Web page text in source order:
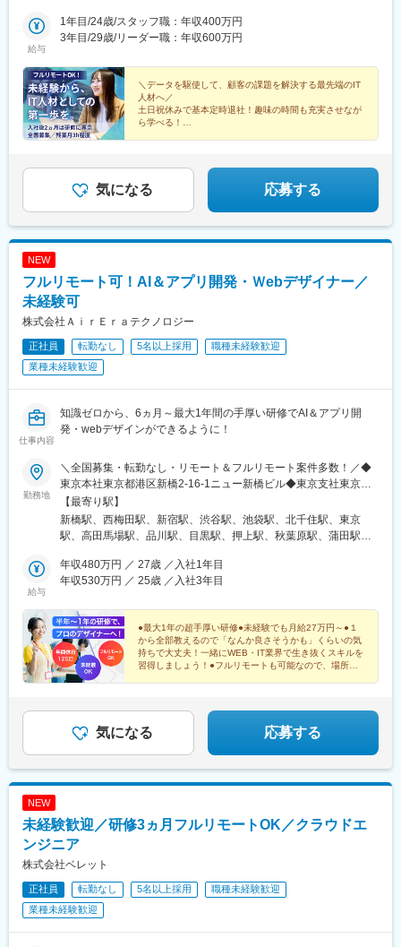
比寿駅』徒歩4分■大阪支社大阪府大阪市西区新町1-2-9日宝四ツ橋
新町ビル8階1号室『四ツ橋駅』徒歩3分
上駅、宮古駅、盛駅、久慈駅、仙台駅、石巻駅、杜せきのした
駅、新田駅(宮城県)、多賀城駅、気仙沼駅、いわき駅、郡山駅(福
駅、秋田駅、横手駅、能代駅、湯沢駅、大久保駅(秋田県)、鷹ノ巣
駅、山形駅、鶴岡駅、酒田駅、米沢駅、天童駅、さくらんぼ東根
駅、寒河江駅、新庄駅、水戸駅、つくば駅、日立駅、勝田駅、土
浦駅、古河駅、取手駅、下館駅、笹川駅、牛久駅、龍ケ崎市駅、
守谷駅、水海道駅、宇都宮駅、小山駅、栃木駅、足利駅、佐野
駅、前橋駅、太田駅(群馬県)、伊勢崎駅、桐生駅、館林駅、渋川
駅、川口駅、川越駅、所沢駅、越谷駅、草加駅、春日部駅、上尾
駅、熊谷駅、浦和駅、新座駅、狭山市駅、入間市駅、三郷駅(埼玉
都)、池袋駅、目黒駅、錦糸町駅、六本木駅、渋谷駅、調布駅、上
野駅、小平駅、立川駅、日本橋駅(東京都)、吉祥寺駅、多摩センタ
ー駅、青梅駅、国分寺駅、武蔵小金井駅、昭島駅、東京駅、国立
駅、玉川上水駅、東久留米駅、船橋駅、松戸駅、市川駅、柏駅、
五井駅、千葉駅、流山おおたかの森駅、八千代台駅、習志野駅、
浦安駅(千葉県)、愛宕駅(千葉県)、木更津駅、成田駅、我孫子駅、
鎌ケ谷駅、印西牧の原駅、四街道駅、銚子駅、藤沢駅、横須賀
川県)、本厚木駅、小田原駅、鎌倉駅、秦野駅、座間駅、伊勢原
駅、逗子駅、三崎口駅、長野駅、松本駅、上田駅、佐久平駅、飯
府駅、竜王駅、石和温泉駅、富士山駅、山梨市駅、都留市駅、韮
崎駅、大月駅、富山駅、越中中川駅、砺波駅、黒部駅、魚津駅、
滑川駅、金沢駅、福井駅(福井県)、敦賀駅、浜松駅、静岡駅、富士
駅、沼津駅、磐田駅、藤枝駅、岡崎駅、豊橋駅、名古屋駅、刈谷
市駅、名鉄一宮駅、三河安城駅、岐阜駅、各務ケ原駅、多治見
駅、可児駅、四日市駅、津駅、名張駅、布施駅、豊中駅、吹田駅
(東海道本線)、梅田駅(地下鉄)、茨木駅、京都駅、宇治駅(奈良
線)、亀岡駅、奈良駅、天理駅、和歌山駅、姫路駅、西宮駅(ＪＲ
線)、尼崎駅(東海道本線)、明石駅、神戸駅(兵庫県)、宝塚駅、伊丹
駅、八日市駅、倉敷市駅、岡山駅、津山駅、広島駅、福山駅、呉
駅、西条駅(広島県)、尾道駅、下関駅、山口駅(山口県)、宇部駅、
鳥取駅、米子駅、境港駅、松江駅、出雲市駅、高知駅、古津賀
駅、ＪＲ松山駅前駅、今治駅、宇和島駅、高松駅(香川県)、丸亀
駅、徳島駅、阿南駅、鳴門駅、久留米駅、小倉駅(福岡県)、大牟田
宮崎駅、延岡駅、都城駅、鹿児島駅、熊本駅、佐賀駅、長崎駅(長
崎県)、佐世保駅、那覇空港駅(鉄道)、秋葉原駅、高田馬場駅、綾
瀬駅、豊田駅、溝の口駅、なんば駅(地下鉄)、心斎橋駅、天王寺
駅、金山駅(愛知県)、伏見駅(愛知県)、博多駅、中洲川端駅、山科
駅、久喜駅、本八幡駅(総武線)、大宮駅(埼玉県)、代官山駅、さっ
曽根田駅、鷹巣駅、工機前駅、佐貫駅、宇都宮駅東口駅、今市
駅、中央前橋駅、西桐生駅、北朝霞駅、池ノ上駅、蓮沼駅、西葛
西駅、牛田駅(東京都)、板橋区役所前駅、京王八王子駅、北品川
駅、赤羽岩淵駅、新宿駅(東京メトロ)、東池袋駅、不動前駅、住吉
駅(東京都)、六本木一丁目駅、布田駅、稲荷町駅(東京都)、立川北
駅、三越前駅、二重橋前駅、桜街道駅、京成船橋駅、京成千葉
駅、北習志野駅、野田市駅、京成成田駅、仲ノ町駅、逸見駅、新
給与
1年目/24歳/スタッフ職：年収400万円
3年目/29歳/リーダー職：年収600万円
＼データを駆使して、顧客の課題を解決する最先端のIT
人材へ／
土日祝休みで基本定時退社！趣味の時間も充実させなが
ら学べる！
◎入社後はITの基礎研修からスタート
◎フルリモートOK
気になる 応募する
NEW
フルリモート可！AI＆アプリ開発・Ｗebデザイナー／
未経験可
株式会社ＡｉｒＥｒａテクノロジー
正社員 転勤なし 5名以上採用
職種未経験歓迎
業種未経験歓迎
仕事内容
知識ゼロから、6ヵ月～最大1年間の手厚い研修でAI＆アプリ開
発・webデザインができるように！
勤務地
＼全国募集・転勤なし・リモート＆フルリモート案件多数！／◆
東京本社東京都港区新橋2-16-1ニュー新橋ビル◆東京支社東京都
港区六本木6-10-1六本木ヒルズ森タワ◆大阪支社大阪府大阪市北
区梅田2-4-9 ブリーゼタワー1-2F東京都・大阪府・群馬県・茨城
県・埼玉県・千葉県・神奈川県・愛知県・福岡県・長崎県をはじ
を配慮して配属します。◎転勤なし、Uターン・Iターン歓迎◎実
務経験者（即戦力枠）の方は、フルリモートや在宅ワーク、ハイ
【最寄り駅】
新橋駅、西梅田駅、新宿駅、渋谷駅、池袋駅、北千住駅、東京
駅、高田馬場駅、品川駅、目黒駅、押上駅、秋葉原駅、蒲田駅、
駅(東京都)、大門駅(東京都)、有楽町駅、吉祥寺駅、西日暮里駅(舎
人ライナー)、五反田駅、田町駅(東京都)、中目黒駅、日暮里駅(舎
駅、国分寺駅、立川駅、飯田橋駅、市ケ谷駅、小竹向原駅、錦糸
町駅、二子玉川駅、四ツ谷駅、自由が丘駅、新木場駅、森下駅(東
京都)、九段下駅、三軒茶屋駅、荻窪駅、春日駅(東京都)、日本橋
駅(東京都)、下北沢駅、神田駅(東京都)、西葛西駅、葛西駅、天王
洲アイル駅、豊洲駅、門前仲町駅、東陽町駅、原宿駅、代々木
木駅、麻布十番駅、赤坂駅(東京都)、虎ノ門駅、白金台駅、人形町
駅、銀座駅、勝どき駅、石神井公園駅、光が丘駅、目白駅、内幸
町駅、大阪駅、南新宿駅、東池袋駅、二重橋前駅、西早稲田駅、
二子新地駅、麹町駅、奥沢駅、清澄白河駅、西太子堂駅、後楽園
駅、三越前駅、池ノ上駅、新日本橋駅、新豊洲駅、越中島駅、明
治神宮前駅、新大久保駅、祖師ケ谷大蔵駅、乃木坂駅、赤羽橋
駅、溜池山王駅、霞ケ関駅(東京都)、水天宮前駅、東銀座駅、汐留
駅、北新地駅、学習院下駅、岩本町駅、京急蒲田駅、京成上野
駅、御成門駅、銀座一丁目駅、高輪台駅、白金高輪駅、水道橋
駅、立川南駅、江古田駅、九品仏駅、菊川駅(東京都)、本郷三丁目
給与
年収480万円 ／ 27歳 ／入社1年目
年収530万円 ／ 25歳 ／入社3年目
●最大1年の超手厚い研修●未経験でも月給27万円～●１
から全部教えるので「なんか良さそうかも」くらいの気
持ちで大丈夫！一緒にWEB・IT業界で生き抜くスキルを
習得しましょう！●フルリモートも可能なので、場所を
気になる 応募する
NEW
未経験歓迎／研修3ヵ月フルリモートOK／クラウドエ
ンジニア
株式会社ベレット
正社員 転勤なし 5名以上採用
職種未経験歓迎
業種未経験歓迎